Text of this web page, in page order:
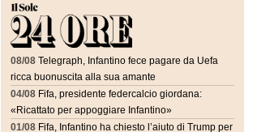
08/08 Telegraph, Infantino fece pagare da Uefa
ricca buonuscita alla sua amante
04/08 Fifa, presidente federcalcio giordana:
«Ricattato per appoggiare Infantino»
01/08 Fifa, Infantino ha chiesto l’aiuto di Trump per